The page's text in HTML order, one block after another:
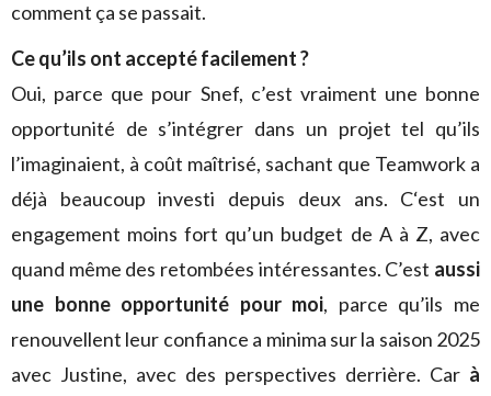
comment ça se passait.
Ce qu’ils ont accepté facilement ?
Oui, parce que pour Snef, c’est vraiment une bonne
opportunité de s’intégrer dans un projet tel qu’ils
l’imaginaient, à coût maîtrisé, sachant que Teamwork a
déjà beaucoup investi depuis deux ans. C‘est un
engagement moins fort qu’un budget de A à Z, avec
quand même des retombées intéressantes. C’est aussi
une bonne opportunité pour moi, parce qu’ils me
renouvellent leur confiance a minima sur la saison 2025
avec Justine, avec des perspectives derrière. Car à